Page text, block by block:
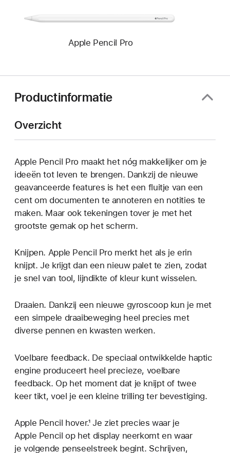
Apple Pencil Pro
Productinformatie
Overzicht
Apple Pencil Pro maakt het nóg makkelijker om je
ideeën tot leven te brengen. Dankzij de nieuwe
geavanceerde features is het een fluitje van een
cent om documenten te annoteren en notities te
maken. Maar ook tekeningen tover je met het
grootste gemak op het scherm.
Knijpen. Apple Pencil Pro merkt het als je erin
knijpt. Je krijgt dan een nieuw palet te zien, zodat
je snel van tool, lijn­dikte of kleur kunt wisselen.
Draaien. Dankzij een nieuwe gyroscoop kun je met
een simpele draaibeweging heel precies met
diverse pennen en kwasten werken.
Voelbare feedback. De speciaal ontwikkelde haptic
engine produceert heel precieze, voelbare
feedback. Op het moment dat je knijpt of twee
keer tikt, voel je een kleine trilling ter bevestiging.
Apple Pencil hover.¹ Je ziet precies waar je
Apple Pencil op het display neerkomt en waar
je volgende penseelstreek begint. Schrijven,